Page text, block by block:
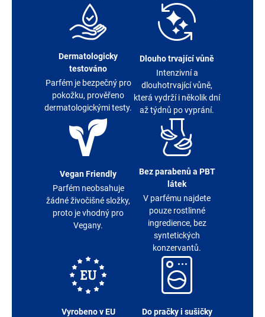
Dermatologicky
testováno
Parfém je bezpečný pro
pokožku, prověřeno
dermatologickými testy.
Dlouho trvající vůně
Intenzivní a
dlouhotrvající vůně,
která vydrží i několik dní
až týdnů po vyprání.
Vegan Friendly
Parfém neobsahuje
žádné živočišné složky,
proto je vhodný pro
Vegany.
Bez parabenů a PBT
látek
V parfému najdete
pouze rostlinné
ingredience, bez
syntetických
konzervantů.
Vyrobeno v EU
Do pračky i sušičky